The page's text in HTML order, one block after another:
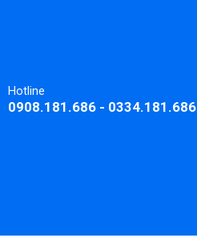
Hotline
0908.181.686 - 0334.181.686